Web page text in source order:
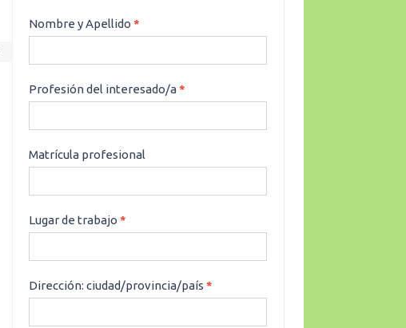
CONSULTAS
Nombre y Apellido*
Profesión del interesado/a*
Matrícula profesional
Lugar de trabajo*
Dirección: ciudad/provincia/país*